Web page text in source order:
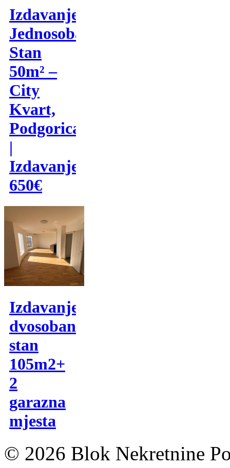
Izdavanje,
Jednosoban
Stan
50m² –
City
Kvart,
Podgorica
|
Izdavanje
650€
Izdavanje,
dvosoban
stan
105m2+
2
garazna
mjesta
© 2026 Blok Nekretnine